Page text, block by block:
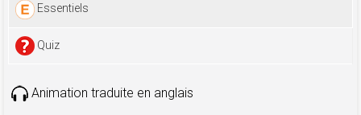
Essentiels
Quiz
Animation traduite en anglais